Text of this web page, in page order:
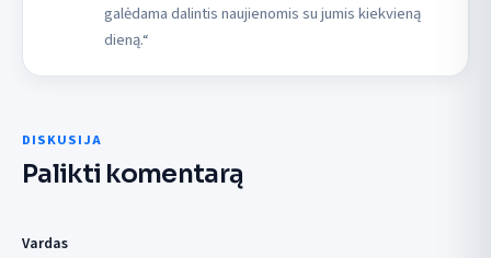
galėdama dalintis naujienomis su jumis kiekvieną
dieną.“
DISKUSIJA
Palikti komentarą
Vardas